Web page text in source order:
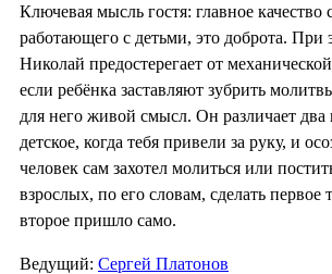
Ключевая мысль гостя: главное качество
работающего с детьми, это доброта. При
Николай предостерегает от
если ребёнка заставляют зубрить
для него живой смысл. Он различает два
детское, когда тебя привели за руку, и
человек сам захотел молиться или
взрослых, по его словам, сделать первое
второе пришло само.
Ведущий: Сергей Платонов